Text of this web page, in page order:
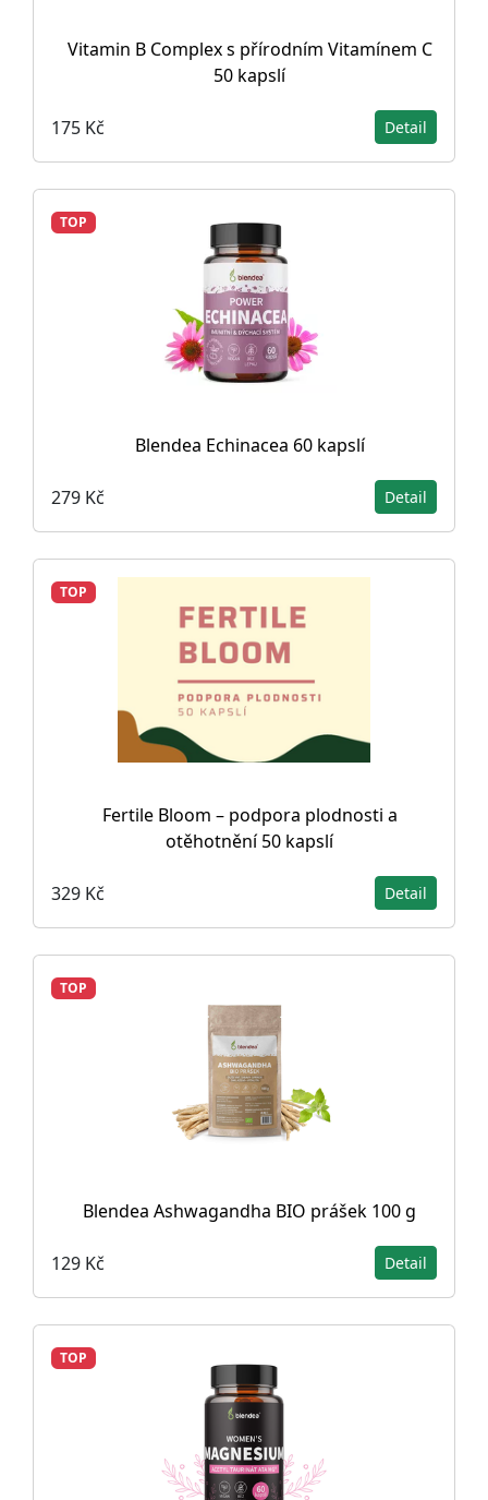
Vitamin B Complex s přírodním Vitamínem C
50 kapslí
175 Kč Detail
TOP
Blendea Echinacea 60 kapslí
279 Kč Detail
TOP
Fertile Bloom – podpora plodnosti a
otěhotnění 50 kapslí
329 Kč Detail
TOP
Blendea Ashwagandha BIO prášek 100 g
129 Kč Detail
TOP